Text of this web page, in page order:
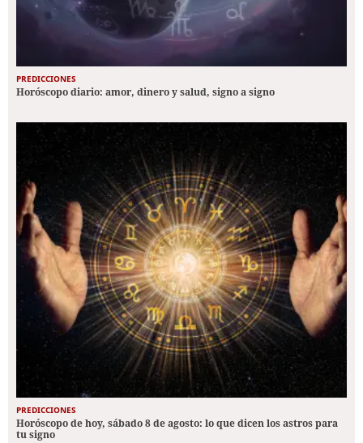
PREDICCIONES
Horóscopo diario: amor, dinero y salud, signo a signo
PREDICCIONES
Horóscopo de hoy, sábado 8 de agosto: lo que dicen los astros para
tu signo